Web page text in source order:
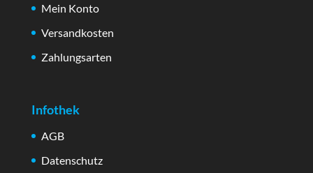
Mein Konto
Versandkosten
Zahlungsarten
Infothek
AGB
Datenschutz